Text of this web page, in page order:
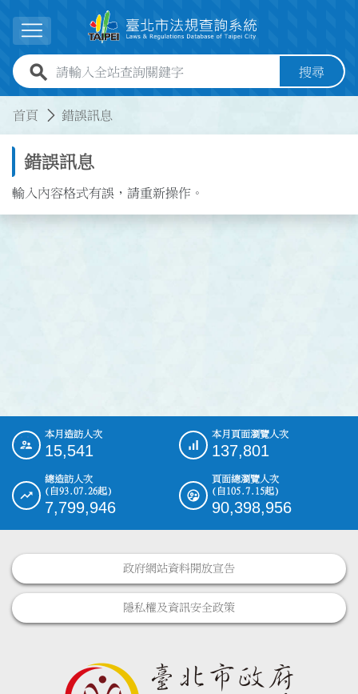
展開選單
全站查詢關鍵字欄位 搜尋
首頁 錯誤訊息
錯誤訊息
輸入內容格式有誤，請重新操作。
::: 本月造訪人次
15,541
本月頁面瀏覽人次
137,801
總造訪人次
(自93.07.26起)
7,799,946
頁面總瀏覽人次
(自105.7.15起)
90,398,956
政府網站資料開放宣告
隱私權及資訊安全政策